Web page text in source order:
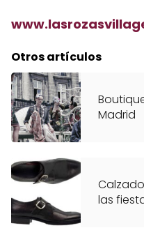
Otros artículos
Madrid
las